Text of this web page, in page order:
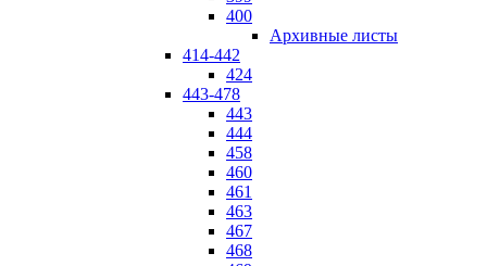
400
Архивные листы
414-442
424
443-478
443
444
458
460
461
463
467
468